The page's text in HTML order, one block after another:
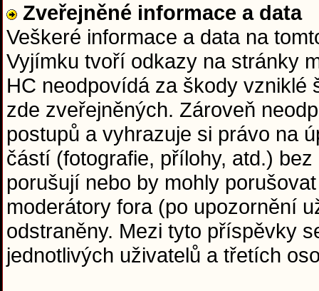
Zveřejněné informace a data
Veškeré informace a data na
Vyjímku tvoří odkazy na stránky
HC neodpovídá za škody vzniklé
zde zveřejněných. Zároveň
postupů a vyhrazuje si právo na
částí (fotografie, přílohy, atd.)
porušují nebo by mohly
moderátory fora (po upozornění
odstraněny. Mezi tyto příspěvky
jednotlivých uživatelů a třetích